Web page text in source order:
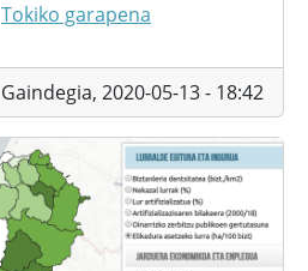
Tokiko garapena
Gaindegia, 2020-05-13 - 18:42